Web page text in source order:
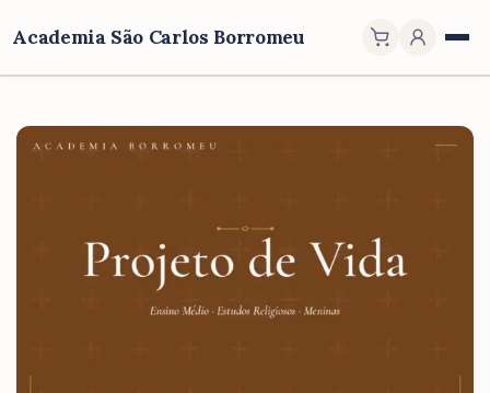
Academia São Carlos Borromeu